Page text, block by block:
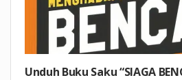
Unduh Buku Saku “SIAGA